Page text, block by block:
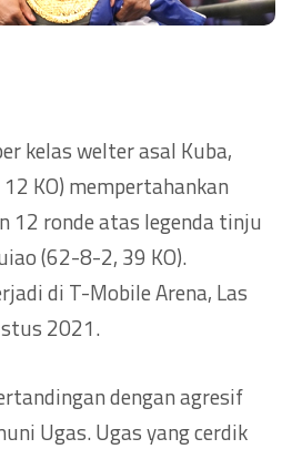
kelas welter asal Kuba,
KO) mempertahankan
12 ronde atas legenda tinju
(62-8-2, 39 KO).
di T-Mobile Arena, Las
2021.
dengan agresif
Ugas. Ugas yang cerdik